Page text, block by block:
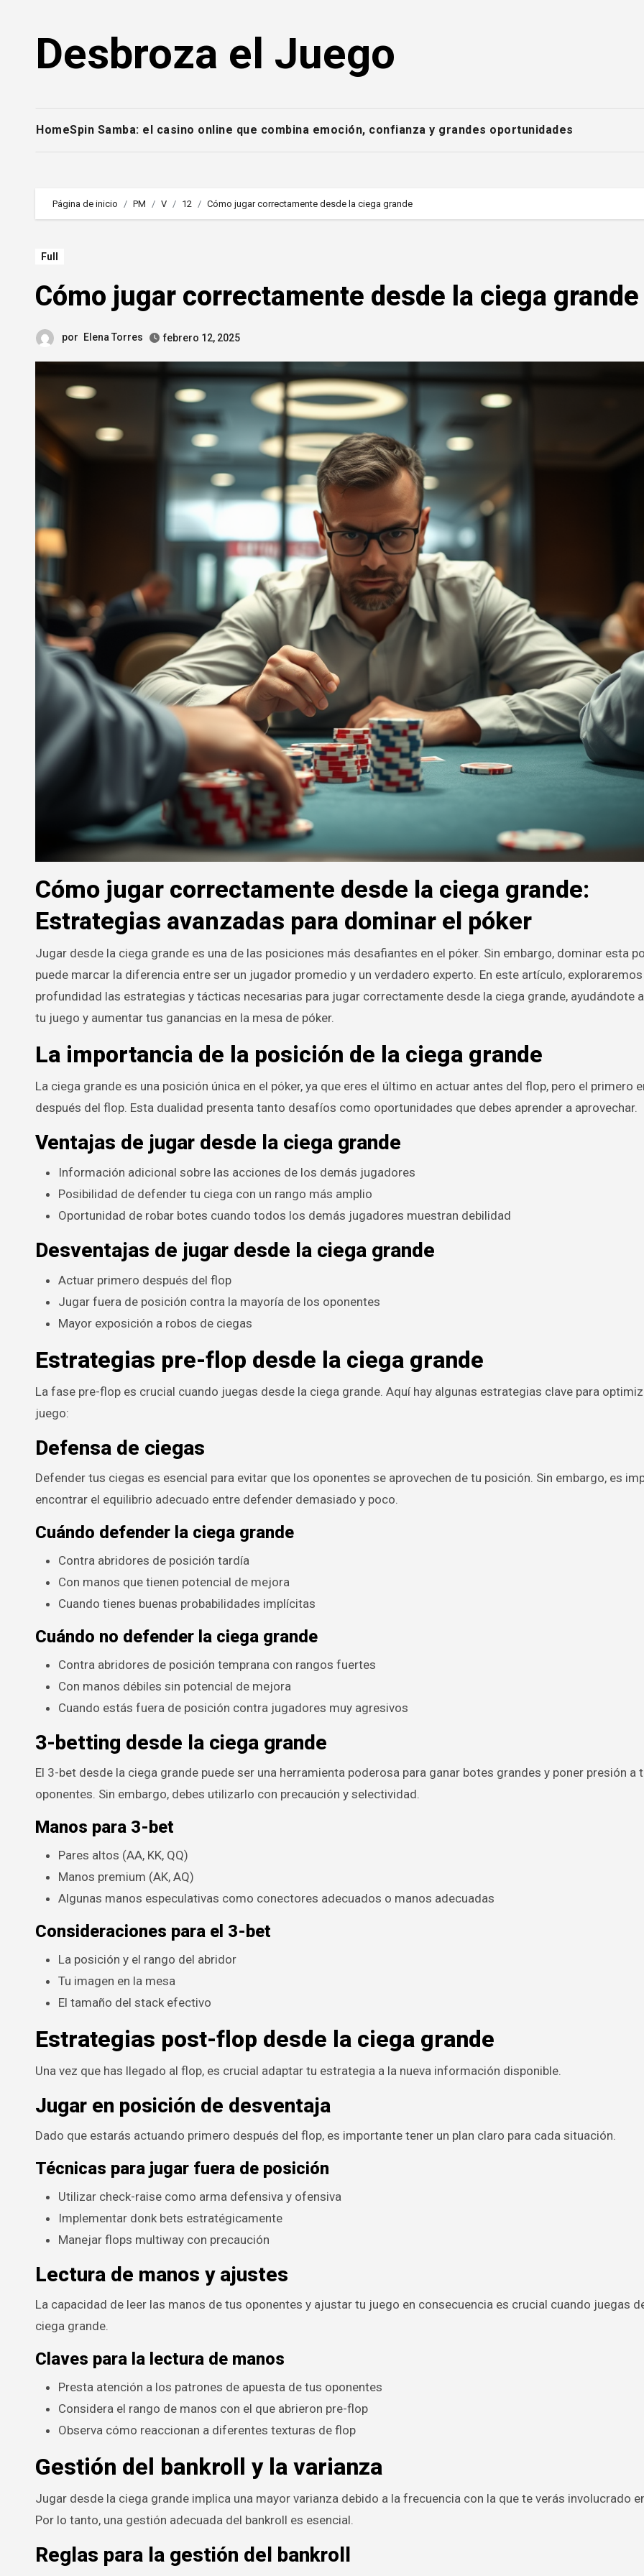
Desbroza el Juego
HomeSpin Samba: el casino online que combina emoción, confianza y grandes oportunidades
Página de inicio PM V 12 Cómo jugar correctamente desde la ciega grande
Full
Cómo jugar correctamente desde la ciega grande
por Elena Torres febrero 12, 2025
Cómo jugar correctamente desde la ciega grande:
Estrategias avanzadas para dominar el póker
Jugar desde la ciega grande es una de las posiciones más desafiantes en el póker. Sin embargo, dominar esta
puede marcar la diferencia entre ser un jugador promedio y un verdadero experto. En este artículo,
profundidad las estrategias y tácticas necesarias para jugar correctamente desde la ciega grande, ayudándote
tu juego y aumentar tus ganancias en la mesa de póker.
La importancia de la posición de la ciega grande
La ciega grande es una posición única en el póker, ya que eres el último en actuar antes del flop, pero el primero
después del flop. Esta dualidad presenta tanto desafíos como oportunidades que debes aprender a aprovechar.
Ventajas de jugar desde la ciega grande
Información adicional sobre las acciones de los demás jugadores
Posibilidad de defender tu ciega con un rango más amplio
Oportunidad de robar botes cuando todos los demás jugadores muestran debilidad
Desventajas de jugar desde la ciega grande
Actuar primero después del flop
Jugar fuera de posición contra la mayoría de los oponentes
Mayor exposición a robos de ciegas
Estrategias pre-flop desde la ciega grande
La fase pre-flop es crucial cuando juegas desde la ciega grande. Aquí hay algunas estrategias clave para
juego:
Defensa de ciegas
Defender tus ciegas es esencial para evitar que los oponentes se aprovechen de tu posición. Sin embargo, es
encontrar el equilibrio adecuado entre defender demasiado y poco.
Cuándo defender la ciega grande
Contra abridores de posición tardía
Con manos que tienen potencial de mejora
Cuando tienes buenas probabilidades implícitas
Cuándo no defender la ciega grande
Contra abridores de posición temprana con rangos fuertes
Con manos débiles sin potencial de mejora
Cuando estás fuera de posición contra jugadores muy agresivos
3-betting desde la ciega grande
El 3-bet desde la ciega grande puede ser una herramienta poderosa para ganar botes grandes y poner presión a
oponentes. Sin embargo, debes utilizarlo con precaución y selectividad.
Manos para 3-bet
Pares altos (AA, KK, QQ)
Manos premium (AK, AQ)
Algunas manos especulativas como conectores adecuados o manos adecuadas
Consideraciones para el 3-bet
La posición y el rango del abridor
Tu imagen en la mesa
El tamaño del stack efectivo
Estrategias post-flop desde la ciega grande
Una vez que has llegado al flop, es crucial adaptar tu estrategia a la nueva información disponible.
Jugar en posición de desventaja
Dado que estarás actuando primero después del flop, es importante tener un plan claro para cada situación.
Técnicas para jugar fuera de posición
Utilizar check-raise como arma defensiva y ofensiva
Implementar donk bets estratégicamente
Manejar flops multiway con precaución
Lectura de manos y ajustes
La capacidad de leer las manos de tus oponentes y ajustar tu juego en consecuencia es crucial cuando juegas
ciega grande.
Claves para la lectura de manos
Presta atención a los patrones de apuesta de tus oponentes
Considera el rango de manos con el que abrieron pre-flop
Observa cómo reaccionan a diferentes texturas de flop
Gestión del bankroll y la varianza
Jugar desde la ciega grande implica una mayor varianza debido a la frecuencia con la que te verás involucrado
Por lo tanto, una gestión adecuada del bankroll es esencial.
Reglas para la gestión del bankroll